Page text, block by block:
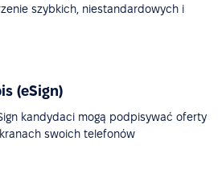
szybkich, niestandardowych i
(eSign)
kandydaci mogą podpisywać oferty
swoich telefonów